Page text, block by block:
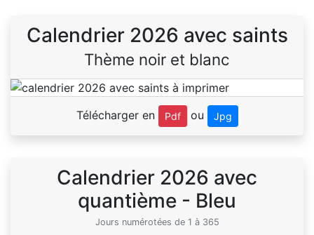
Calendrier 2026 avec saints
Thème noir et blanc
Télécharger en Pdf ou Jpg
Calendrier 2026 avec
quantième - Bleu
Jours numérotées de 1 à 365